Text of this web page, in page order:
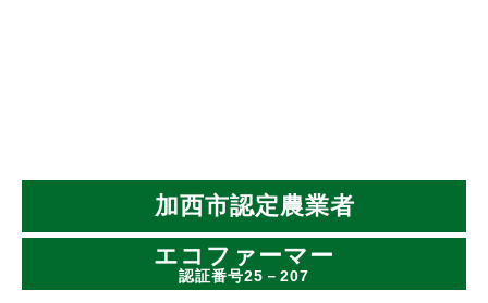
加西市認定農業者
エコファーマー
認証番号25－207